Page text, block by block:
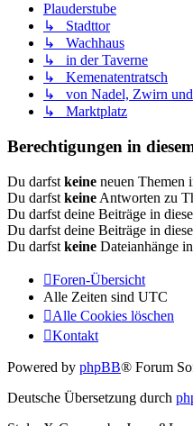
Plauderstube
↳ Stadttor
↳ Wachhaus
↳ in der Taverne
↳ Kemenatentratsch
↳ von Nadel, Zwirn und
↳ Marktplatz
Berechtigungen in
Du darfst keine neuen Themen
Du darfst keine Antworten zu
Du darfst deine Beiträge in
Du darfst deine Beiträge in
Du darfst keine Dateianhänge
Foren-Übersicht
Alle Zeiten sind UTC
Alle Cookies löschen
Kontakt
Powered by phpBB® Forum
Deutsche Übersetzung durch